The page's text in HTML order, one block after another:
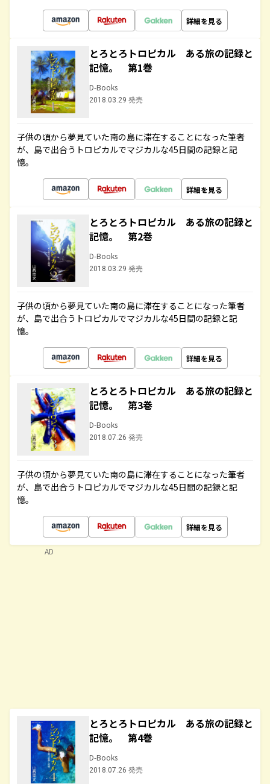
詳細を見る
とろとろトロピカル ある旅の記録と
記憶。 第1巻
D-Books
2018.03.29 発売
子供の頃から夢見ていた南の島に滞在することになった筆者
が、島で出合うトロピカルでマジカルな45日間の記録と記
憶。
詳細を見る
とろとろトロピカル ある旅の記録と
記憶。 第2巻
D-Books
2018.03.29 発売
子供の頃から夢見ていた南の島に滞在することになった筆者
が、島で出合うトロピカルでマジカルな45日間の記録と記
憶。
詳細を見る
とろとろトロピカル ある旅の記録と
記憶。 第3巻
D-Books
2018.07.26 発売
子供の頃から夢見ていた南の島に滞在することになった筆者
が、島で出合うトロピカルでマジカルな45日間の記録と記
憶。
詳細を見る
とろとろトロピカル ある旅の記録と
記憶。 第4巻
D-Books
2018.07.26 発売
AD